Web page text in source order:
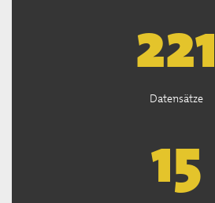
222
Datensätze
15